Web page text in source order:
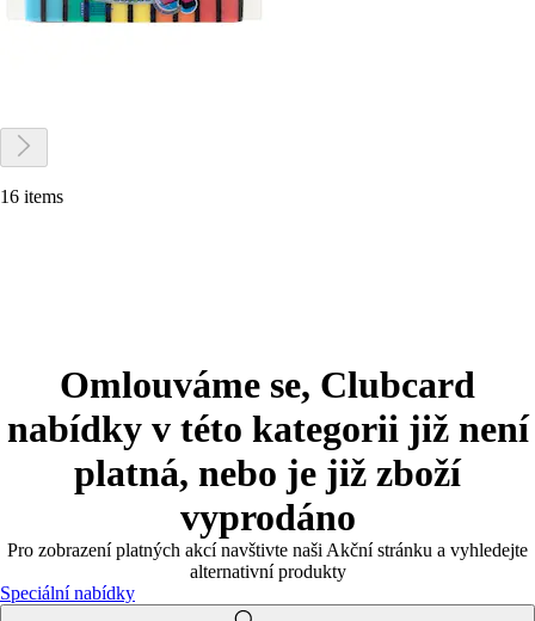
16 items
Omlouváme se, Clubcard
nabídky v této kategorii již není
platná, nebo je již zboží
vyprodáno
Pro zobrazení platných akcí navštivte naši Akční stránku a vyhledejte
alternativní produkty
Speciální nabídky